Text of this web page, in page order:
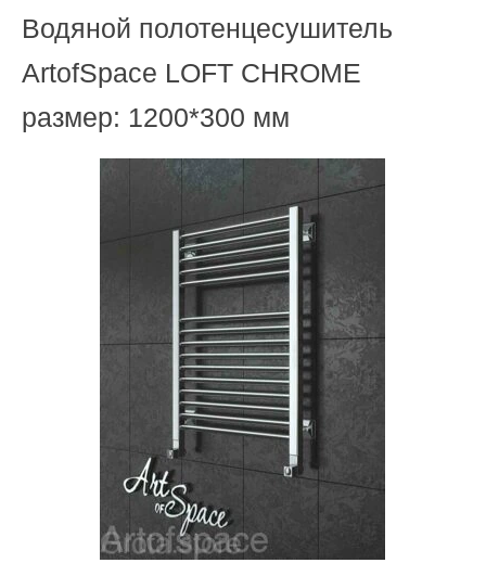
Водяной полотенцесушитель
ArtofSpace LOFT CHROME
размер: 1200*300 мм